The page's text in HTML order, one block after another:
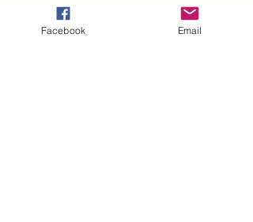
閱讀原文 >
Facebook Email